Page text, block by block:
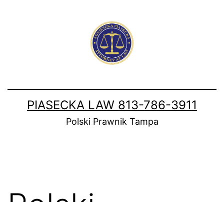
PIASECKA LAW 813-786-3911
Polski Prawnik Tampa